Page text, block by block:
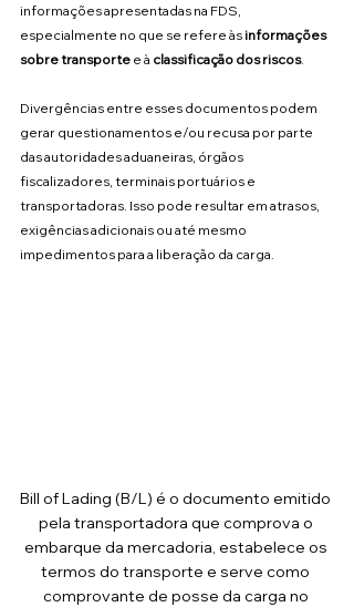
informações apresentadas na FDS,
especialmente no que se refere às informações
sobre transporte e à classificação dos riscos.
Divergências entre esses documentos podem
gerar questionamentos e/ou recusa por parte
das autoridades aduaneiras, órgãos
fiscalizadores, terminais portuários e
transportadoras. Isso pode resultar em atrasos,
exigências adicionais ou até mesmo
impedimentos para a liberação da carga.
Bill of Lading (B/L) é o documento emitido
pela transportadora que comprova o
embarque da mercadoria, estabelece os
termos do transporte e serve como
comprovante de posse da carga no